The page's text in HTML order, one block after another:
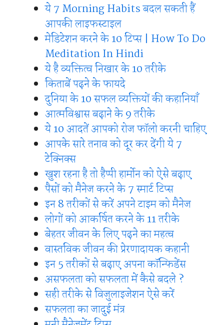
ये 7 Morning Habits बदल सकती हैं
आपकी लाइफस्टाइल
मेडिटेशन करने के 10 टिप्स | How To Do
Meditation In Hindi
ये है व्यक्तित्व निखार के 10 तरीके
किताबें पढ़ने के फायदे
दुनिया के 10 सफल व्यक्तियों की कहानियाँ
आत्मविश्वास बढ़ाने के 9 तरीके
ये 10 आदतें आपको रोज फॉलो करनी चाहिए
आपके सारे तनाव को दूर कर देंगी ये 7
टेक्निक्स
खुश रहना है तो हैप्पी हार्मोन को ऐसे बढ़ाए
पैसों को मैनेज करने के 7 स्मार्ट टिप्स
इन 8 तरीकों से करें अपने टाइम को मैनेज
लोगों को आकर्षित करने के 11 तरीके
बेहतर जीवन के लिए पढ़ने का महत्व
वास्तविक जीवन की प्रेरणादायक कहानी
इन 5 तरीकों से बढ़ाए अपना कॉन्फिडेंस
असफलता को सफलता में कैसे बदले ?
सही तरीके से विजुलाइजेशन ऐसे करें
सफलता का जादुई मंत्र